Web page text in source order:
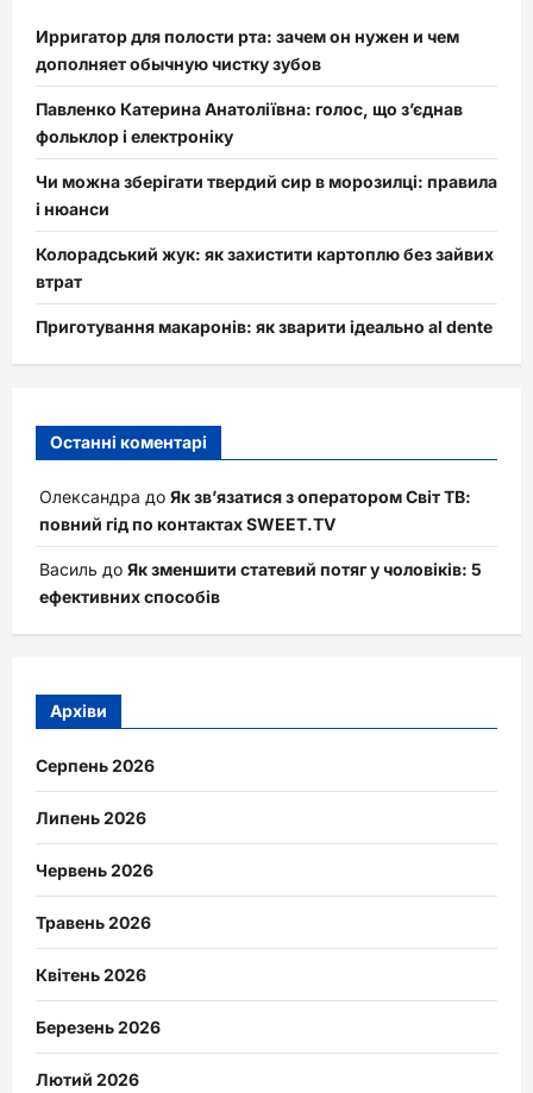
Ирригатор для полости рта: зачем он нужен и чем
дополняет обычную чистку зубов
Павленко Катерина Анатоліївна: голос, що з’єднав
фольклор і електроніку
Чи можна зберігати твердий сир в морозилці: правила
і нюанси
Колорадський жук: як захистити картоплю без зайвих
втрат
Приготування макаронів: як зварити ідеально al dente
Останні коментарі
Олександра до Як зв’язатися з оператором Світ ТВ:
повний гід по контактах SWEET.TV
Василь до Як зменшити статевий потяг у чоловіків: 5
ефективних способів
Архіви
Серпень 2026
Липень 2026
Червень 2026
Травень 2026
Квітень 2026
Березень 2026
Лютий 2026